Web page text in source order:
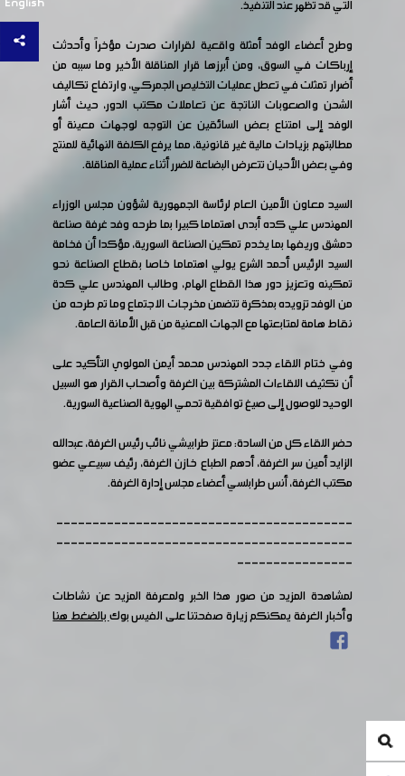
التي قد تظهر عند التنفيذ.
وطرح أعضاء الوفد أمثلة واقعية لقرارات صدرت مؤخراً وأحدثت
إرباكات في السوق، ومن أبرزها قرار المناقلة الأخير وما سببه من
أضرار تمثلت في تعطل عمليات التخليص الجمركي، وارتفاع تكاليف
الشحن والصعوبات الناتجة عن تعاملات مكتب الدور، حيث أشار
الوفد إلى امتناع بعض السائقين عن التوجه لوجهات معينة أو
مطالبتهم بزيادات مالية غير قانونية، مما يرفع الكلفة النهائية للمنتج
وفي بعض الأحيان تتعرض البضاعة للضرر أثناء عملية المناقلة.
السيد معاون الأمين العام لرئاسة الجمهورية لشؤون مجلس الوزراء
المهندس علي كده أبدى اهتماما كبيرا بما طرحه وفد غرفة صناعة
دمشق وريفها بما يخدم تمكين الصناعة السورية، مؤكدا أن فخامة
السيد الرئيس أحمد الشرع يولي اهتماما خاصا بقطاع الصناعة نحو
تمكينه وتعزيز دور هذا القطاع الهام، وطالب المهندس علي كدة
من الوفد تزويده بمذكرة تتضمن مخرجات الاجتماع وما تم طرحه من
نقاط هامة لمتابعتها مع الجهات المعنية من قبل الأمانة العامة.
وفي ختام اللقاء جدد المهندس محمد أيمن المولوي التأكيد على
أن تكثيف اللقاءات المشتركة بين الغرفة وأصحاب القرار هو السبيل
الوحيد للوصول إلى صيغ توافقية تحمي الهوية الصناعية السورية.
حضر اللقاء كل من السادة: معتز طرابيشي نائب رئيس الغرفة، عبدالله
الزايد أمين سر الغرفة، أدهم الطباع خازن الغرفة، رئيف سبيعي عضو
مكتب الغرفة، أنس طرابلسي أعضاء مجلس إدارة الغرفة.
-----------------------------------------
-----------------------------------------
----------------
لمشاهدة المزيد من صور هذا الخبر ولمعرفة المزيد عن نشاطات
وأخبار الغرفة يمكنكم زيارة صفحتنا على الفيس بوكبالضغط هنا